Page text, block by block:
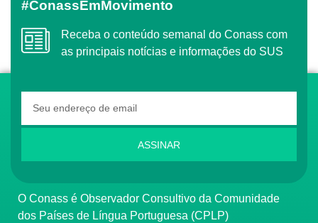
#ConassEmMovimento
Receba o conteúdo semanal do Conass com
as principais notícias e informações do SUS
ASSINAR
O Conass é Observador Consultivo da Comunidade
dos Países de Língua Portuguesa (CPLP)